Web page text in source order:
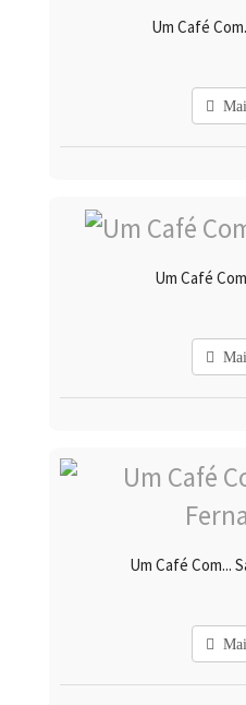
Um Café
Um Café
Um Café Com...